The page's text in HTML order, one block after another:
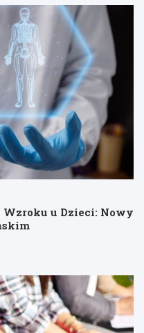
u Dzieci: Nowy